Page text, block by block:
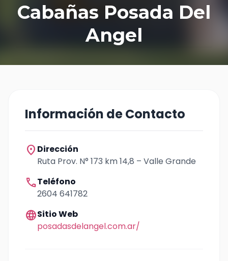
Cabañas Posada Del
Angel
Información de Contacto
location_on Dirección
Ruta Prov. N° 173 km 14,8 – Valle Grande
callTeléfono
2604 641782
languageSitio Web
posadasdelangel.com.ar/